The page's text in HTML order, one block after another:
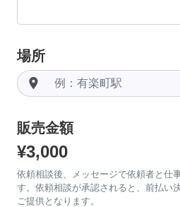
場所
room
販売金額
¥3,000
依頼相談後、メッセージで依頼者と仕
す。依頼相談が承認されると、前払い
ご提供となります。